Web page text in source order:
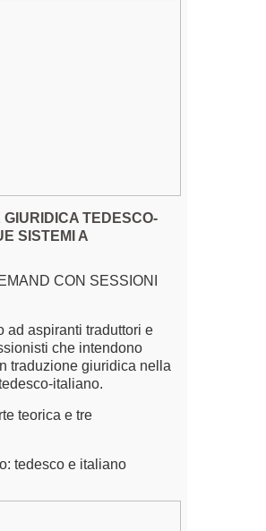
TEDESCO-
SISTEMI A
CON SESSIONI
ad aspiranti traduttori e
che intendono
traduzione giuridica nella
italiano.
teorica e tre
tedesco e italiano